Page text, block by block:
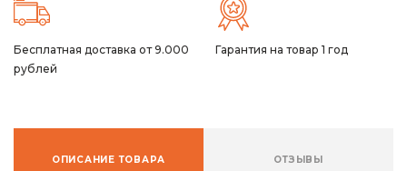
Бесплатная доставка от 9.000
рублей
Гарантия на товар 1 год
ОПИСАНИЕ ТОВАРА ОТЗЫВЫ